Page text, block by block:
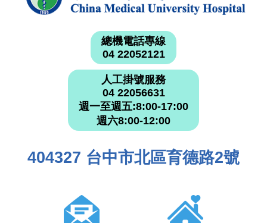
總機電話專線
04 22052121
人工掛號服務
04 22056631
週一至週五:8:00-17:00
週六8:00-12:00
404327 台中市北區育德路2號